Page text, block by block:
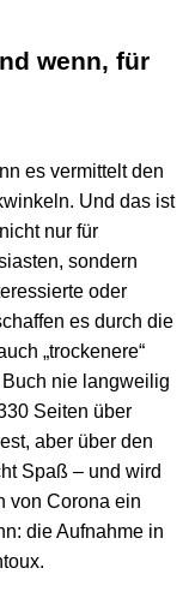
wenn, für
es vermittelt den
Und das ist
nur für
sondern
oder
es durch die
„trockenere“
nie langweilig
Seiten über
aber über den
Spaß – und wird
von Corona ein
die Aufnahme in